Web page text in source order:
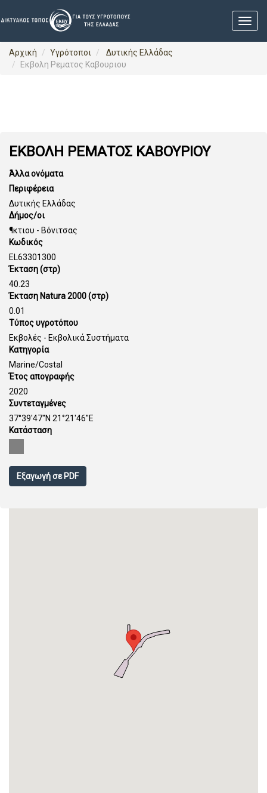
Αρχική Υγρότοποι
Δυτικής Ελλάδας
Εκβολη Ρεματος Καβουριου
ΕΚΒΟΛΗ ΡΕΜΑΤΟΣ ΚΑΒΟΥΡΙΟΥ
Άλλα ονόματα
Περιφέρεια
Δυτικής Ελλάδας
Δήμος/οι
¶κτιου - Βόνιτσας
Κωδικός
EL63301300
Έκταση (στρ)
40.23
Έκταση Natura 2000 (στρ)
0.01
Τύπος υγροτόπου
Εκβολές - Εκβολικά Συστήματα
Κατηγορία
Marine/Costal
Έτος απογραφής
2020
Συντεταγμένες
37°39'47''N 21°21'46''E
Κατάσταση
Εξαγωγή σε PDF